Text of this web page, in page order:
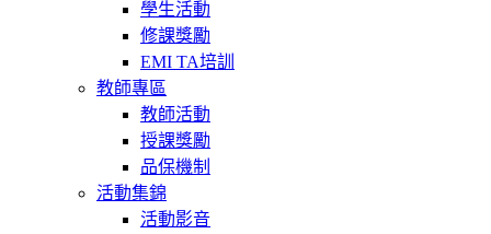
學生活動
修課獎勵
EMI TA培訓
教師專區
教師活動
授課獎勵
品保機制
活動集錦
活動影音